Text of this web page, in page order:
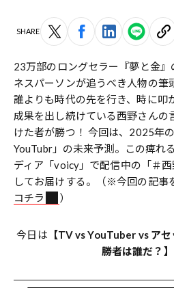
SHARE
23万部のロングセラー『夢と金
ネスパーソンが追うべき人物の筆
誰よりも時代の先を行き、時に叩
成果を出し続けている西野さんの
けた者が勝つ！ 今回は、2025年
YouTubr」の未来予測。この痺れ
ディア「voicy」で配信中の「＃
してお届けする。（※今回の記事
コチラ
）
今日は 【TV vs YouTuber vs ア
勝者は誰だ？】